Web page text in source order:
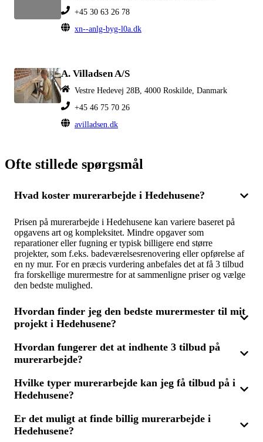
+45 30 63 26 78
xn--anlg-byg-l0a.dk
A. Villadsen A/S
Vestre Hedevej 28B, 4000 Roskilde, Danmark
+45 46 75 70 26
avilladsen.dk
Ofte stillede spørgsmål
Hvad koster murerarbejde i Hedehusene?
Prisen på murerarbejde i Hedehusene kan variere baseret på
opgavens art og kompleksitet. Mindre opgaver som
reparationer eller fugning er typisk billigere end større
projekter, som f.eks. badeværelsesrenovering eller opførelse af
en ny mur. For en præcis vurdering anbefales det at få 3 tilbud
fra forskellige murermestre for at sammenligne priser og vælge
den bedste mulighed.
Hvordan finder jeg den bedste murermester til mit
projekt i Hedehusene?
For at finde den mest egnede murermester til dit projekt i
Hedehusene, bør du indsamle 3 tilbud fra lokale murerfirmaer.
tidligere udført arbejde. Vælg en murermester med den
nødvendige ekspertise og konkurrencedygtige priser.
Hvordan fungerer det at indhente 3 tilbud på
murerarbejde?
Ved at indhente 3 tilbud på murerarbejde beskriver du kort din
opgave, hvad enten det er renovation, nybyg eller reparation.
sammenlignes for at finde den bedste løsning og pris for dit
projekt.
Hvilke typer murerarbejde kan jeg få tilbud på i
Hedehusene?
I Hedehusene kan du få tilbud på en bred vifte af
mureropgaver, herunder renovering af badeværelser,
Er det muligt at finde billig murerarbejde i
Hedehusene?